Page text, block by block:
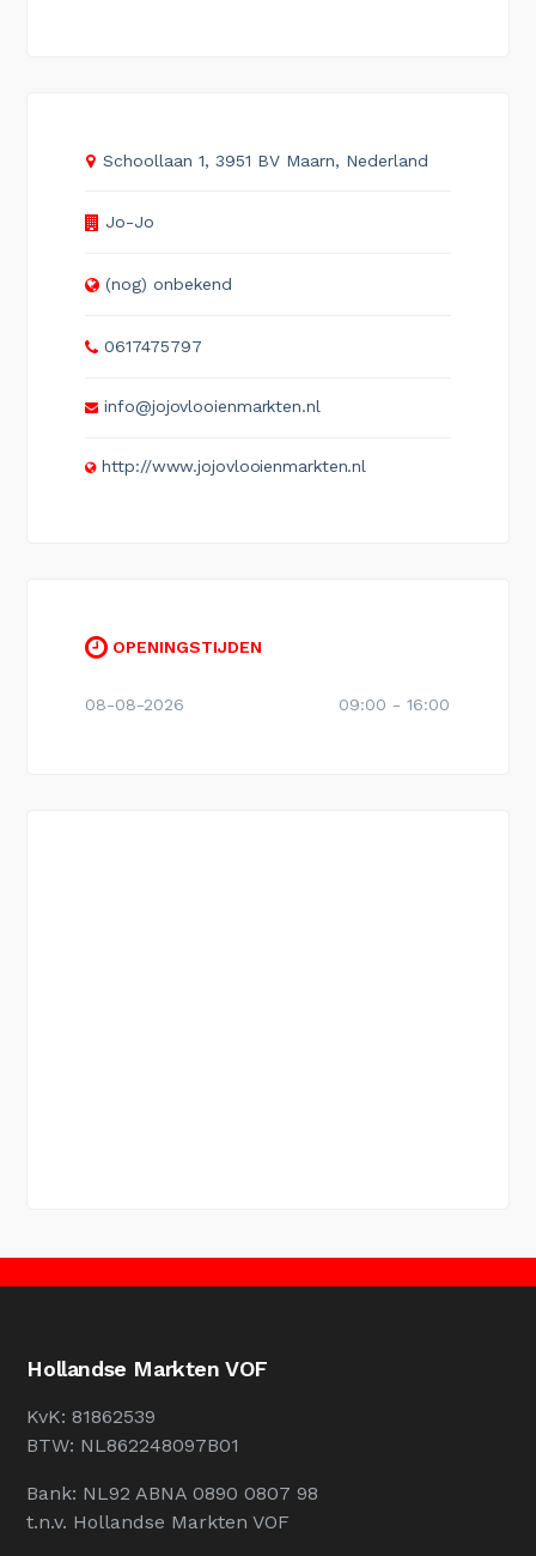
Schoollaan 1, 3951 BV Maarn, Nederland
Jo-Jo
(nog) onbekend
0617475797
info@jojovlooienmarkten.nl
http://www.jojovlooienmarkten.nl
OPENINGSTIJDEN
08-08-2026 09:00 - 16:00
Hollandse Markten VOF
KvK: 81862539
BTW: NL862248097B01
Bank: NL92 ABNA 0890 0807 98
t.n.v. Hollandse Markten VOF